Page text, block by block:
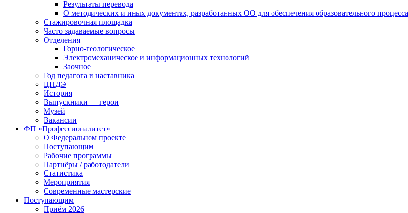
Результаты перевода
О методических и иных документах, разработанных ОО для обеспечения образовательного процесса
Стажировочная площадка
Часто задаваемые вопросы
Отделения
Горно-геологическое
Электромеханическое и информационных технологий
Заочное
Год педагога и наставника
ЦПДЭ
История
Выпускники — герои
Музей
Вакансии
ФП «Профессионалитет»
О Федеральном проекте
Поступающим
Рабочие программы
Партнёры / работодатели
Статистика
Мероприятия
Современные мастерские
Поступающим
Приём 2026